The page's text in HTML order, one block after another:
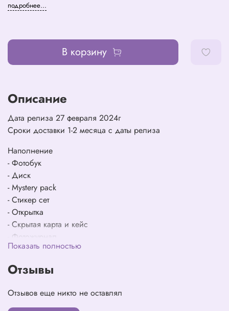
подробнее...
В корзину
Описание
Дата релиза 27 февраля 2024г
Сроки доставки 1-2 месяца с даты релиза
Наполнение
- Фотобук
- Диск
- Mystery pack
- Стикер сет
- Открытка
- Скрытая карта и кейс
- Фотожурнал
- Фотокарта (1 из 3)
Показать полностью
Отзывы
Отзывов еще никто не оставлял